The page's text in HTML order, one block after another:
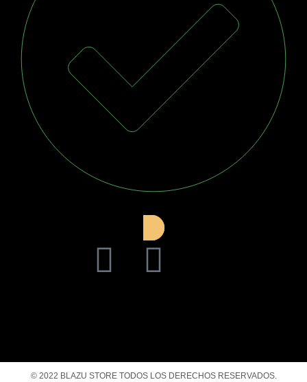
© 2022 BLAZU STORE TODOS LOS DERECHOS RESERVADOS.